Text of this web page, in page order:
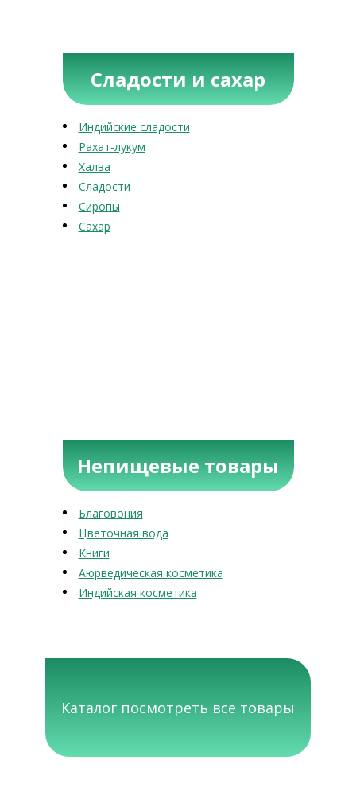
Сладости и сахар
Индийские сладости
Рахат-лукум
Халва
Сладости
Сиропы
Сахар
Непищевые товары
Благовония
Цветочная вода
Книги
Аюрведическая косметика
Индийская косметика
Каталог посмотреть все товары